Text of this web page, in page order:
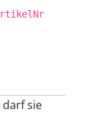
sie